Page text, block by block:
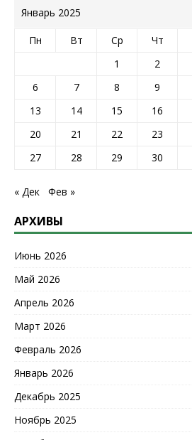
Январь 2025
Пн Вт Ср Чт
1
2
6
7 8 9
13
14 15 16
20
21 22 23
27
28 29 30
« Дек Фев »
АРХИВЫ
Июнь 2026
Май 2026
Апрель 2026
Март 2026
Февраль 2026
Январь 2026
Декабрь 2025
Ноябрь 2025